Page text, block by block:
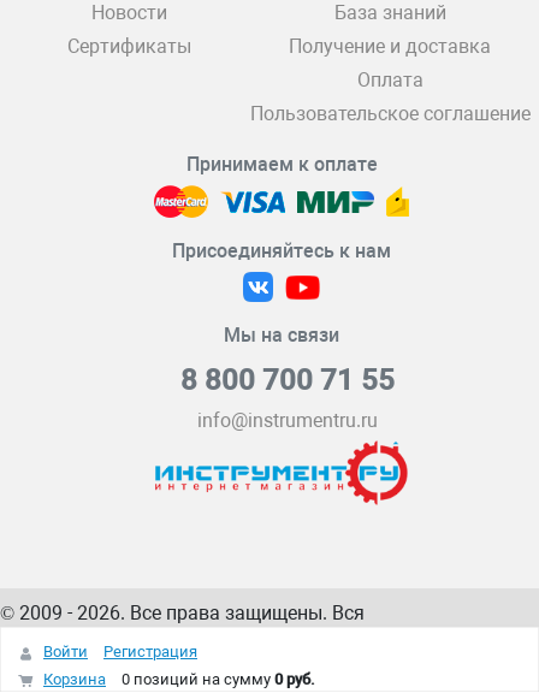
Новости
Сертификаты
База знаний
Получение и доставка
Оплата
Пользовательское соглашение
Принимаем к оплате
Присоединяйтесь к нам
Мы на связи
8 800 700 71 55
info@instrumentru.ru
© 2009 - 2026. Все права защищены. Вся
информация на сайте – собственность
интернет-магазина
Войти
Регистрация
Корзина
0 позиций на сумму 0 руб.